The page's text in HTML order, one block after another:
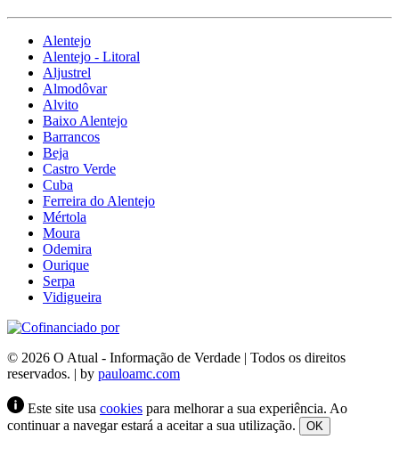
Alentejo
Alentejo - Litoral
Aljustrel
Almodôvar
Alvito
Baixo Alentejo
Barrancos
Beja
Castro Verde
Cuba
Ferreira do Alentejo
Mértola
Moura
Odemira
Ourique
Serpa
Vidigueira
© 2026 O Atual - Informação de Verdade | Todos os direitos
reservados. | by pauloamc.com
Este site usa cookies para melhorar a sua experiência. Ao
continuar a navegar estará a aceitar a sua utilização.
OK